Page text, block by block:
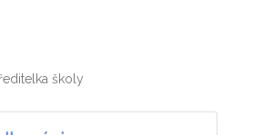
školy